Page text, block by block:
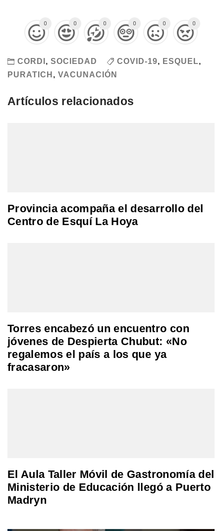
0 0 0 0 0 0
CORDI , SOCIEDAD COVID-19, ESQUEL,
PURATICH , VACUNACIÓN
Artículos relacionados
Provincia acompaña el desarrollo del
Centro de Esquí La Hoya
Torres encabezó un encuentro con
jóvenes de Despierta Chubut: «No
regalemos el país a los que ya
fracasaron»
El Aula Taller Móvil de Gastronomía del
Ministerio de Educación llegó a Puerto
Madryn